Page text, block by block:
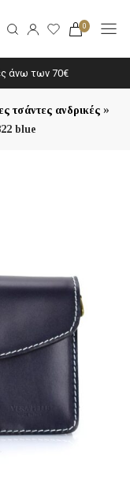
0
άνω των 70€
τσάντες ανδρικές»
blue